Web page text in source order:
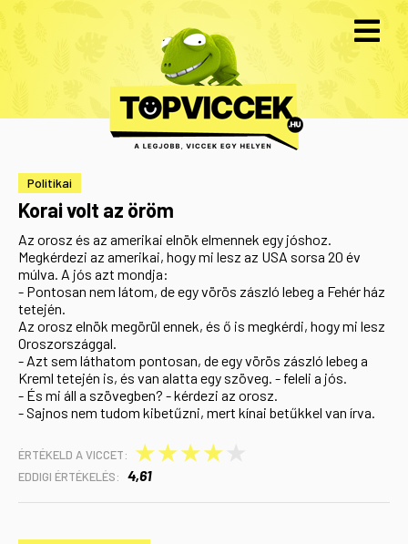
Politikai
Korai volt az öröm
Az orosz és az amerikai elnök elmennek egy jóshoz.
Megkérdezi az amerikai, hogy mi lesz az USA sorsa 20 év
múlva. A jós azt mondja:
- Pontosan nem látom, de egy vörös zászló lebeg a Fehér ház
tetején.
Az orosz elnök megörül ennek, és ő is megkérdi, hogy mi lesz
Oroszországgal.
- Azt sem láthatom pontosan, de egy vörös zászló lebeg a
Kreml tetején is, és van alatta egy szöveg. - feleli a jós.
- És mi áll a szövegben? - kérdezi az orosz.
- Sajnos nem tudom kibetűzni, mert kínai betűkkel van írva.
ÉRTÉKELD A VICCET: ★
★
★
★
EDDIGI ÉRTÉKELÉS: 4,61